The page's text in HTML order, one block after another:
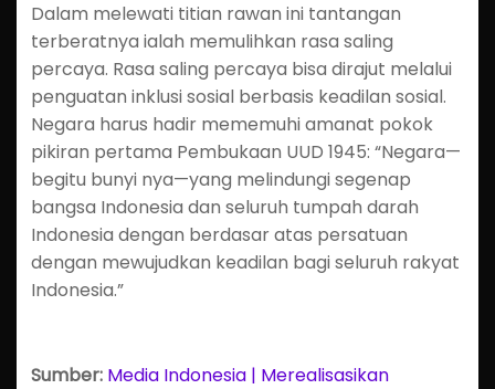
Dalam melewati titian rawan ini tantangan
terberatnya ialah memulihkan rasa saling
percaya. Rasa saling percaya bisa dirajut melalui
penguatan inklusi sosial berbasis keadilan sosial.
Negara harus hadir mememuhi amanat pokok
pikiran pertama Pembukaan UUD 1945: “Negara—
begitu bunyi nya—yang melindungi segenap
bangsa Indonesia dan seluruh tumpah darah
Indonesia dengan berdasar atas persatuan
dengan mewujudkan keadilan bagi seluruh rakyat
Indonesia.”
Sumber: Media Indonesia | Merealisasikan